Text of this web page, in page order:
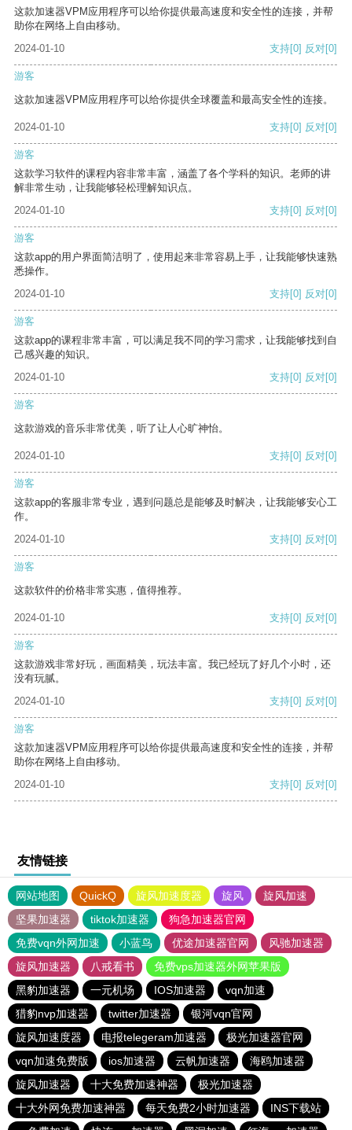
这款加速器VPM应用程序可以给你提供最高速度和安全性的连接，并帮
助你在网络上自由移动。
2024-01-10
支持[0] 反对[0]
游客
这款加速器VPM应用程序可以给你提供全球覆盖和最高安全性的连接。
2024-01-10 支持[0] 反对[0]
游客
这款学习软件的课程内容非常丰富，涵盖了各个学科的知识。老师的讲
解非常生动，让我能够轻松理解知识点。
2024-01-10
支持[0] 反对[0]
游客
这款app的用户界面简洁明了，使用起来非常容易上手，让我能够快速熟
悉操作。
2024-01-10
支持[0] 反对[0]
游客
这款app的课程非常丰富，可以满足我不同的学习需求，让我能够找到自
己感兴趣的知识。
2024-01-10
支持[0] 反对[0]
游客
这款游戏的音乐非常优美，听了让人心旷神怡。
2024-01-10 支持[0] 反对[0]
游客
这款app的客服非常专业，遇到问题总是能够及时解决，让我能够安心工
作。
2024-01-10
支持[0] 反对[0]
游客
这款软件的价格非常实惠，值得推荐。
2024-01-10 支持[0] 反对[0]
游客
这款游戏非常好玩，画面精美，玩法丰富。我已经玩了好几个小时，还
没有玩腻。
2024-01-10
支持[0] 反对[0]
游客
这款加速器VPM应用程序可以给你提供最高速度和安全性的连接，并帮
助你在网络上自由移动。
2024-01-10
支持[0] 反对[0]
友情链接
网站地图 QuickQ 旋风加速度器 旋风
旋风加速
坚果加速器
tiktok加速器
狗急加速器官网
免费vqn外网加速
小蓝鸟 优途加速器官网
风驰加速器
旋风加速器
八戒看书
免费vps加速器外网苹果版
黑豹加速器
一元机场 IOS加速器
vqn加速
猎豹nvp加速器
twitter加速器
银河vqn官网
旋风加速度器
电报telegeram加速器
极光加速器官网
vqn加速免费版
ios加速器 云帆加速器
海鸥加速器
旋风加速器
十大免费加速神器
极光加速器
十大外网免费加速神器
每天免费2小时加速器
INS下载站